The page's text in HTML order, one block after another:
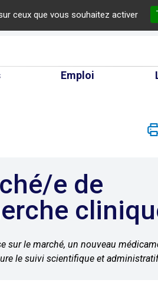
ceux que vous souhaitez activer
Emploi
sur le marché, un nouveau
le suivi scientifique et